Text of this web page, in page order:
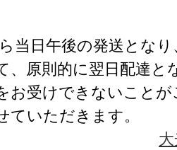
当日午後の発送となり
、原則的に翌日配達と
お受けできないこと
ていただきます。